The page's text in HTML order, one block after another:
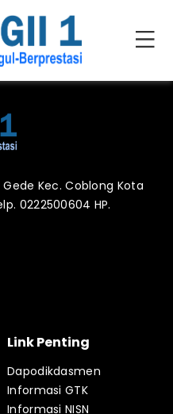
Gede Kec. Coblong Kota
0222500604 HP.
Link Penting
Dapodikdasmen
Informasi GTK
Informasi NISN